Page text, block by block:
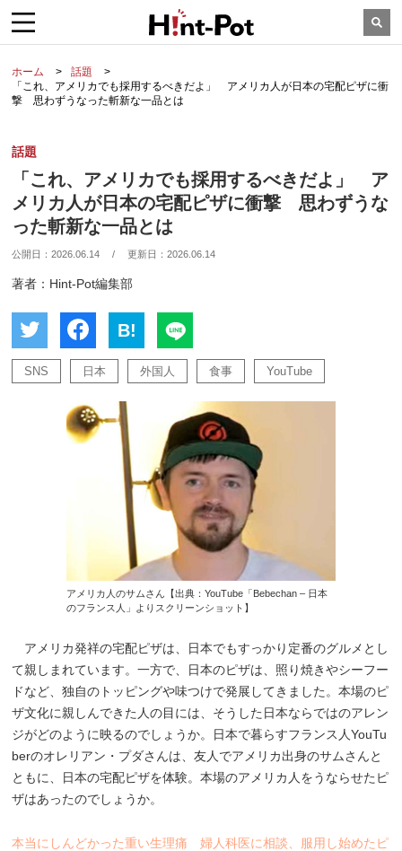
ホーム
話題
「これ、アメリカでも採用するべきだよ」 アメリカ人が日本の宅配ピザに衝
撃 思わずうなった斬新な一品とは
話題
「これ、アメリカでも採用するべきだよ」 ア
メリカ人が日本の宅配ピザに衝撃 思わずうな
った斬新な一品とは
公開日：2026.06.14 / 更新日：2026.06.14
著者：Hint-Pot編集部
B!
SNS 日本 外国人 食事 YouTube
アメリカ人のサムさん【出典：YouTube「Bebechan – 日本
のフランス人」よりスクリーンショット】
アメリカ発祥の宅配ピザは、日本でもすっかり定番のグルメとし
て親しまれています。一方で、日本のピザは、照り焼きやシーフー
ドなど、独自のトッピングや味つけで発展してきました。本場のピ
ザ文化に親しんできた人の目には、そうした日本ならではのアレン
ジがどのように映るのでしょうか。日本で暮らすフランス人YouTu
berのオレリアン・プダさんは、友人でアメリカ出身のサムさんと
ともに、日本の宅配ピザを体験。本場のアメリカ人をうならせたピ
ザはあったのでしょうか。
本当にしんどかった重い生理痛 婦人科医に相談、服用し始めたピ